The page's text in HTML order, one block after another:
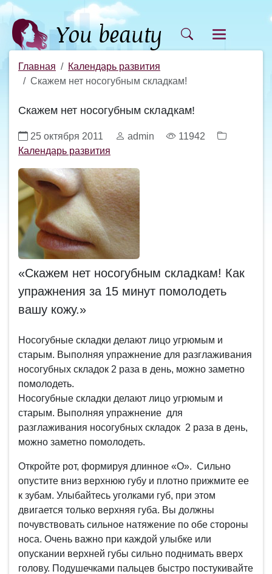
Главная
Календарь развития
Скажем нет носогубным складкам!
Скажем нет носогубным складкам!
25 октября 2011 admin
11942
Календарь развития
«Скажем нет носогубным складкам! Как
упражнения за 15 минут помолодеть
вашу кожу.»
Носогубные складки делают лицо угрюмым и
старым. Выполняя упражнение для разглаживания
носогубных складок 2 раза в день, можно заметно
помолодеть.
Носогубные складки делают лицо угрюмым и
старым. Выполняя упражнение для
разглаживания носогубных складок 2 раза в день,
можно заметно помолодеть.
Откройте рот, формируя длинное «О». Сильно
опустите вниз верхнюю губу и плотно прижмите ее
к зубам. Улыбайтесь уголками губ, при этом
двигается только верхняя губа. Вы должны
почувствовать сильное натяжение по обе стороны
носа. Очень важно при каждой улыбке или
опускании верхней губы сильно поднимать вверх
голову. Подушечками пальцев быстро постукивайте